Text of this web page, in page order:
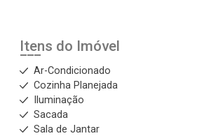
Itens do Imóvel
Ar-Condicionado
Cozinha Planejada
Iluminação
Sacada
Sala de Jantar